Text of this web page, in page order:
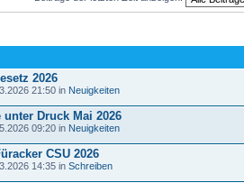
2026
21:50 in Neuigkeiten
Druck Mai 2026
09:20 in Neuigkeiten
CSU 2026
14:35 in Schreiben